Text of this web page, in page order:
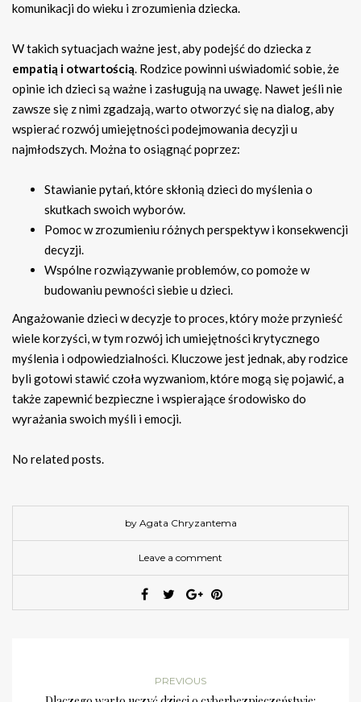
komunikacji do wieku i zrozumienia dziecka.
W takich sytuacjach ważne jest, aby podejść do dziecka z
empatią i otwartością. Rodzice powinni uświadomić sobie, że
opinie ich dzieci są ważne i zasługują na uwagę. Nawet jeśli nie
zawsze się z nimi zgadzają, warto otworzyć się na dialog, aby
wspierać rozwój umiejętności podejmowania decyzji u
najmłodszych. Można to osiągnąć poprzez:
Stawianie pytań, które skłonią dzieci do myślenia o
skutkach swoich wyborów.
Pomoc w zrozumieniu różnych perspektyw i konsekwencji
decyzji.
Wspólne rozwiązywanie problemów, co pomoże w
budowaniu pewności siebie u dzieci.
Angażowanie dzieci w decyzje to proces, który może przynieść
wiele korzyści, w tym rozwój ich umiejętności krytycznego
myślenia i odpowiedzialności. Kluczowe jest jednak, aby rodzice
byli gotowi stawić czoła wyzwaniom, które mogą się pojawić, a
także zapewnić bezpieczne i wspierające środowisko do
wyrażania swoich myśli i emocji.
No related posts.
by Agata Chryzantema
Leave a comment
PREVIOUS